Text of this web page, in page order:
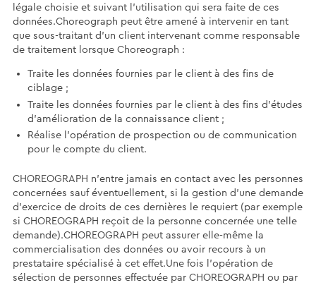
légale choisie et suivant l’utilisation qui sera faite de ces
données.Choreograph peut être amené à intervenir en tant
que sous-traitant d'un client intervenant comme responsable
de traitement lorsque Choreograph :
Traite les données fournies par le client à des fins de
ciblage ;
Traite les données fournies par le client à des fins d’études
d’amélioration de la connaissance client ;
Réalise l’opération de prospection ou de communication
pour le compte du client.
CHOREOGRAPH n’entre jamais en contact avec les personnes
concernées sauf éventuellement, si la gestion d’une demande
d’exercice de droits de ces dernières le requiert (par exemple
si CHOREOGRAPH reçoit de la personne concernée une telle
demande).CHOREOGRAPH peut assurer elle-même la
commercialisation des données ou avoir recours à un
prestataire spécialisé à cet effet.Une fois l’opération de
sélection de personnes effectuée par CHOREOGRAPH ou par